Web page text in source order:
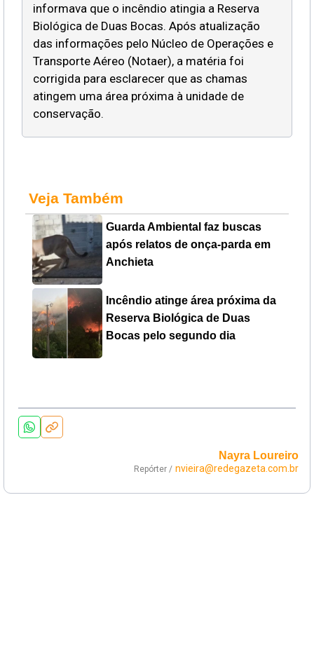
informava que o incêndio atingia a Reserva
Biológica de Duas Bocas. Após atualização
das informações pelo Núcleo de Operações e
Transporte Aéreo (Notaer), a matéria foi
corrigida para esclarecer que as chamas
atingem uma área próxima à unidade de
conservação.
Veja Também
Guarda Ambiental faz buscas
após relatos de onça-parda em
Anchieta
Incêndio atinge área próxima da
Reserva Biológica de Duas
Bocas pelo segundo dia
Nayra Loureiro
Repórter / nvieira@redegazeta.com.br